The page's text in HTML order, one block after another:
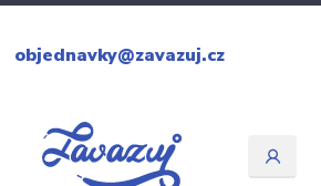
objednavky@zavazuj.cz